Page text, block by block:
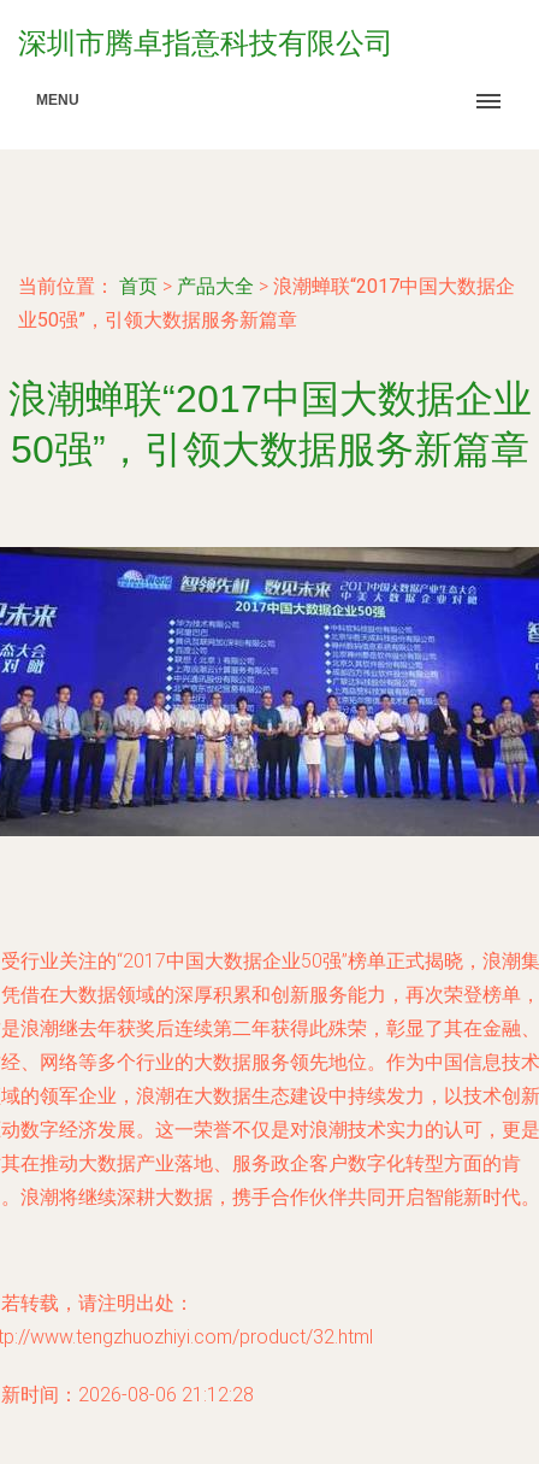
深圳市腾卓指意科技有限公司
MENU
当前位置： 首页 > 产品大全 > 浪潮蝉联“2017中国大数据企
业50强”，引领大数据服务新篇章
浪潮蝉联“2017中国大数据企业
50强”，引领大数据服务新篇章
行业关注的“2017中国大数据企业50强”榜单正式揭晓，浪潮集
借在大数据领域的深厚积累和创新服务能力，再次荣登榜单，
浪潮继去年获奖后连续第二年获得此殊荣，彰显了其在金融、
、网络等多个行业的大数据服务领先地位。作为中国信息技术
的领军企业，浪潮在大数据生态建设中持续发力，以技术创新
数字经济发展。这一荣誉不仅是对浪潮技术实力的认可，更是
在推动大数据产业落地、服务政企客户数字化转型方面的肯
浪潮将继续深耕大数据，携手合作伙伴共同开启智能新时代。
转载，请注明出处：
www.tengzhuozhiyi.com/product/32.html
时间：2026-08-06 21:12:28